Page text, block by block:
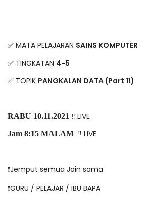
✅ MATA PELAJARAN SAINS KOMPUTER
✅ TINGKATAN 4-5
✅ TOPIK PANGKALAN DATA (Part 11)
RABU 10.11.2021 ‼️ LIVE
Jam 8:15 MALAM ‼️ LIVE
❗️Jemput semua Join sama
❗️GURU / PELAJAR / IBU BAPA